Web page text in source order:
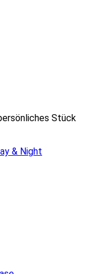
Stück
& Night